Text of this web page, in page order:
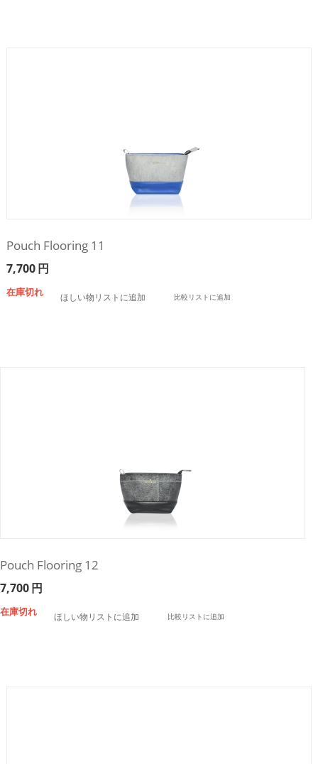
Pouch Flooring 11
7,700円
在庫切れ ほしい物リストに追加 比較リストに追加
Pouch Flooring 12
7,700円
在庫切れ ほしい物リストに追加 比較リストに追加